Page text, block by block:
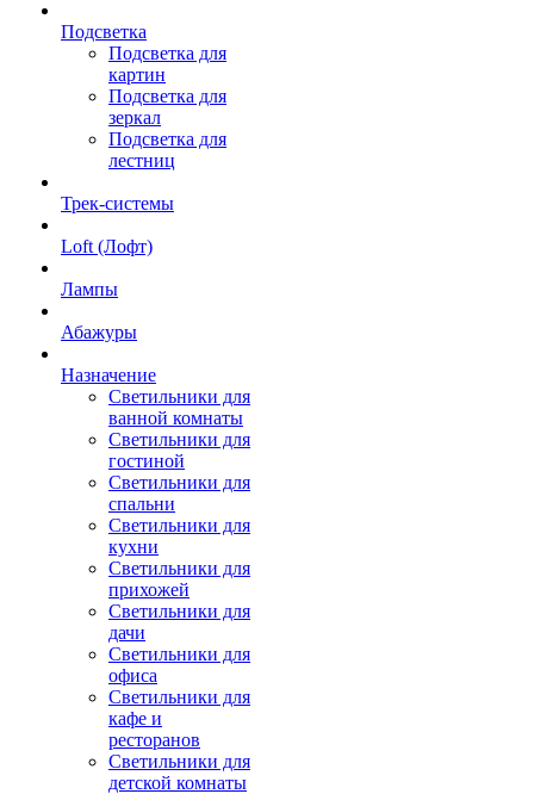
Подсветка
Подсветка для
картин
Подсветка для
зеркал
Подсветка для
лестниц
Трек-системы
Loft (Лофт)
Лампы
Абажуры
Назначение
Светильники для
ванной комнаты
Светильники для
гостиной
Светильники для
спальни
Светильники для
кухни
Светильники для
прихожей
Светильники для
дачи
Светильники для
офиса
Светильники для
кафе и
ресторанов
Светильники для
детской комнаты